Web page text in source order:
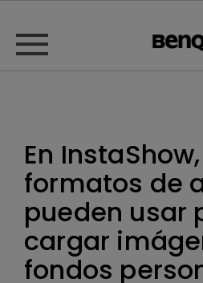
En
formatos de
pueden usar
cargar
fondos